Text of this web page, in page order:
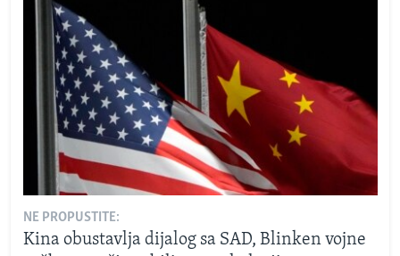
NE PROPUSTITE:
Kina obustavlja dijalog sa SAD, Blinken vojne